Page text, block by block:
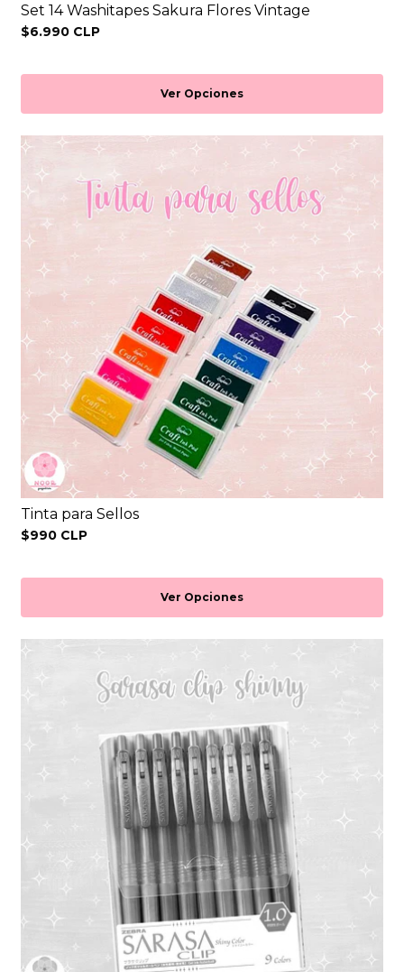
Set 14 Washitapes Sakura Flores Vintage
$6.990 CLP
Ver Opciones
Tinta para Sellos
$990 CLP
Ver Opciones